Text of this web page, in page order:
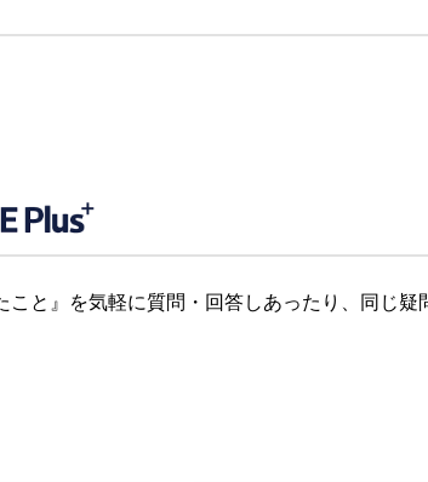
と』を気軽に質問・回答しあったり、同じ